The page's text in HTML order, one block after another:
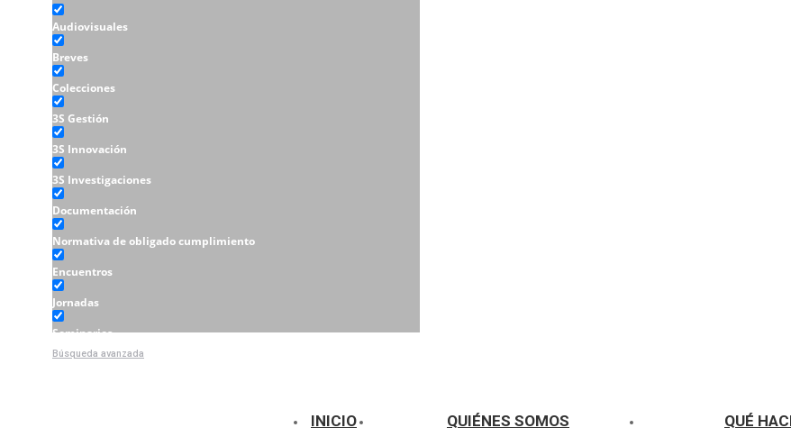
Audiovisuales
Breves
Colecciones
3S Gestión
3S Innovación
3S Investigaciones
Documentación
Normativa de obligado cumplimiento
Encuentros
Jornadas
Seminarios
Talleres
Búsqueda avanzada
INICIO QUIÉNES SOMOS QUÉ